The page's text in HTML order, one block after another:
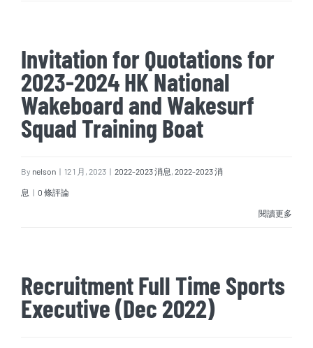
Invitation for Quotations for
2023-2024 HK National
Wakeboard and Wakesurf
Squad Training Boat
By nelson | 12 1 月, 2023 | 2022-2023 消息 , 2022-2023 消
息 | 0 條評論
閱讀更多
Recruitment Full Time Sports
Executive (Dec 2022)